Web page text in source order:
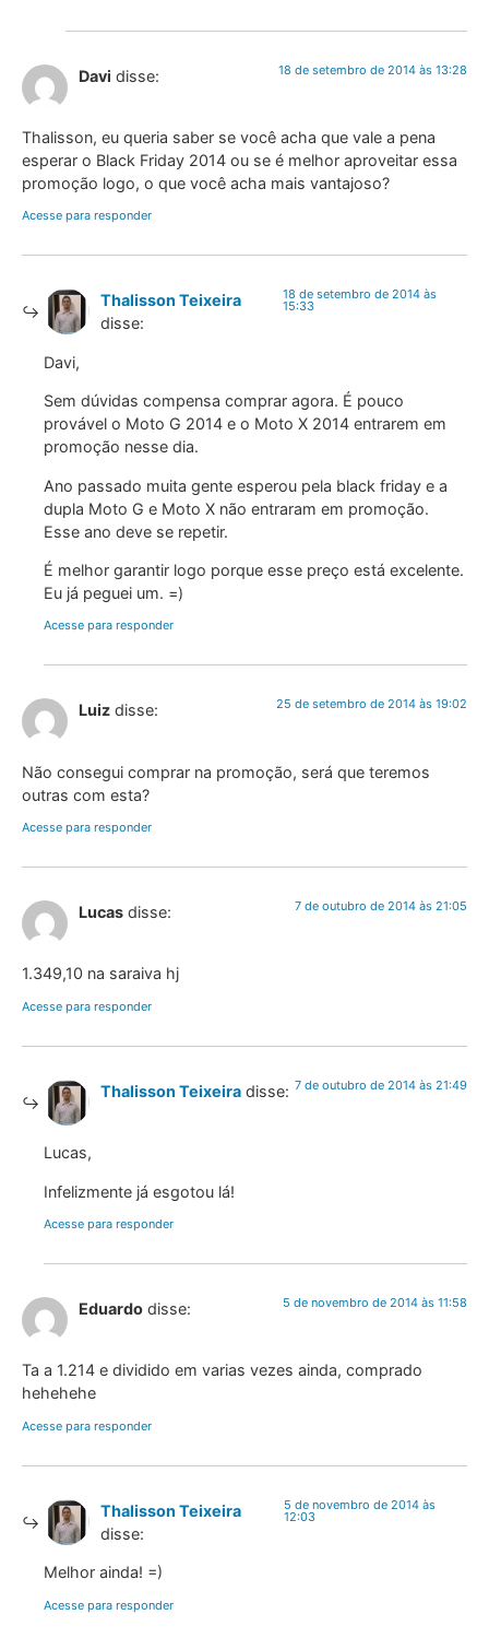
Davi disse: 18 de setembro de 2014 às 13:28
Thalisson, eu queria saber se você acha que vale a pena
esperar o Black Friday 2014 ou se é melhor aproveitar essa
promoção logo, o que você acha mais vantajoso?
Acesse para responder
Thalisson Teixeira
disse:
18 de setembro de 2014 às
15:33
Davi,
Sem dúvidas compensa comprar agora. É pouco
provável o Moto G 2014 e o Moto X 2014 entrarem em
promoção nesse dia.
Ano passado muita gente esperou pela black friday e a
dupla Moto G e Moto X não entraram em promoção.
Esse ano deve se repetir.
É melhor garantir logo porque esse preço está excelente.
Eu já peguei um. =)
Acesse para responder
Luiz disse: 25 de setembro de 2014 às 19:02
Não consegui comprar na promoção, será que teremos
outras com esta?
Acesse para responder
Lucas disse: 7 de outubro de 2014 às 21:05
1.349,10 na saraiva hj
Acesse para responder
Thalisson Teixeira disse: 7 de outubro de 2014 às 21:49
Lucas,
Infelizmente já esgotou lá!
Acesse para responder
Eduardo disse: 5 de novembro de 2014 às 11:58
Ta a 1.214 e dividido em varias vezes ainda, comprado
hehehehe
Acesse para responder
Thalisson Teixeira
disse:
5 de novembro de 2014 às
12:03
Melhor ainda! =)
Acesse para responder